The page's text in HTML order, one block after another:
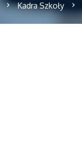
Kadra Szkoły